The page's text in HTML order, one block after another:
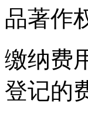
品著作
缴纳费
登记的